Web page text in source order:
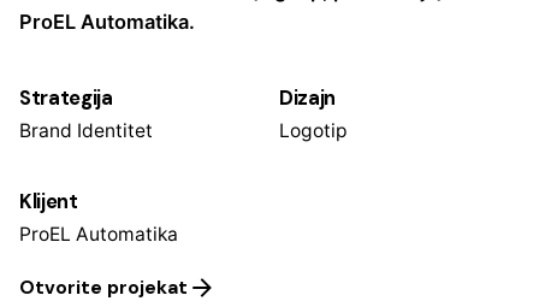
ProEL Automatika.
Strategija
Brand Identitet
Dizajn
Logotip
Klijent
ProEL Automatika
Otvorite projekat